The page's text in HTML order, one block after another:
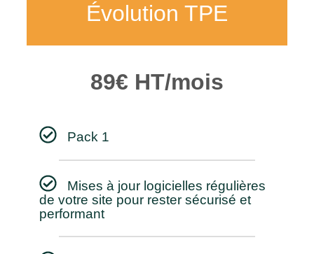
Évolution TPE
89€ HT/mois
Pack 1
Mises à jour logicielles régulières
de votre site pour rester sécurisé et
performant